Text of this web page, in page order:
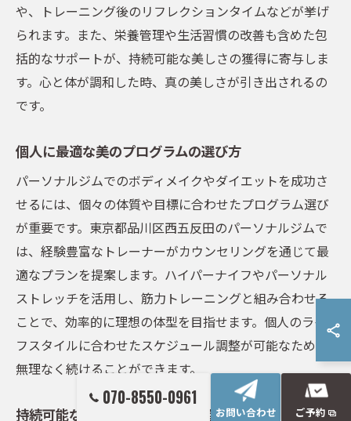
や、トレーニング後のリフレクションタイムなどが挙げ
られます。また、栄養管理や生活習慣の改善も含めた包
括的なサポートが、持続可能な美しさの獲得に寄与しま
す。心と体が調和した時、真の美しさが引き出されるの
です。
個人に最適な美のプログラムの選び方
パーソナルジムでのボディメイクやダイエットを成功さ
せるには、個々の体質や目標に合わせたプログラム選び
が重要です。東京都品川区西五反田のパーソナルジムで
は、経験豊富なトレーナーがカウンセリングを通じて最
適なプランを提案します。ハイパーナイフやパーソナル
ストレッチを活用し、筋力トレーニングと組み合わせる
ことで、効率的に理想の体型を目指せます。個人のライ
フスタイルに合わせたスケジュール調整が可能なため、
無理なく続けることができます。
持続可能な美しさのための生活習慣
070-8550-0961
お問い合わせ ご予約